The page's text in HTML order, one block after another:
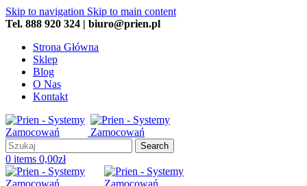
Skip to navigation Skip to main content
Tel. 888 920 324 | biuro@prien.pl
Strona Główna
Sklep
Blog
O Nas
Kontakt
Search
0 items 0,00zł